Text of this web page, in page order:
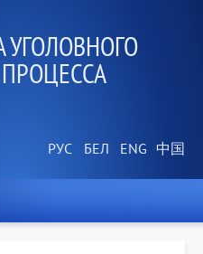
УГОЛОВНОГО